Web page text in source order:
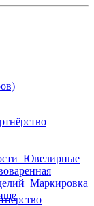
Ювелирные
Маркировка